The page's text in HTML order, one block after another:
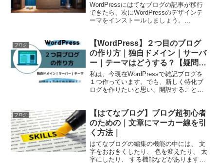
WordPressにはてなブログの記事が移行
できたら、次にWordPressのデザインテ
ーマをインストールしましょう。
単に作ることができます。 インストール
をす...
ブログ
【WordPress】２つ目のブログ
の作り方｜独自ドメイン｜サーバ
ー｜テーマはどうする？【疑問
点・手順を徹底解説】
私は、今現在WordPressで雑記ブログを
１つ作っています。でも、新しく特化ブ
ログを作りたいと思い、開設することに
とがいくつか出てきました。 独自ドメイ
ンの取り方サ...
ブログ
【はてなブログ】ブログ超初心者
のための｜文章にマーカー線を引
く方法｜
はてなブログの編集の機能の中には、 文
字をおおきくしたり、 色を変えたり、 太
字にしたり、 する機能などがあります